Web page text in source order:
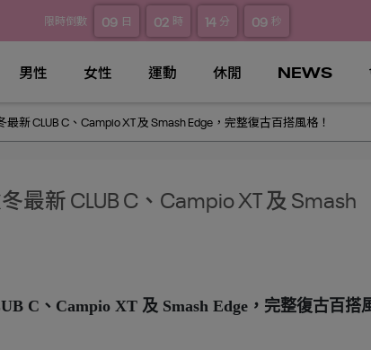
限時倒數 09 日 02 時 14 分 08 秒
男性 女性 運動 休閒 NEWS
新 CLUB C、Campio XT 及 Smash Edge，完整復古百搭風格！
最新 CLUB C、Campio XT 及 Smash
C、Campio XT 及 Smash Edge，完整復古百搭